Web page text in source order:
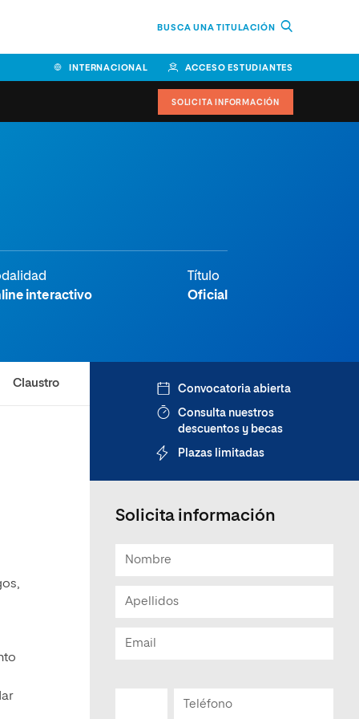
BUSCA UNA TITULACIÓN
INTERNACIONAL ACCESO ESTUDIANTES
SOLICITA INFORMACIÓN
interactivo
Título
Oficial
Claustro Convocatoria abierta
Consulta nuestros
descuentos y becas
Plazas limitadas
Solicita información